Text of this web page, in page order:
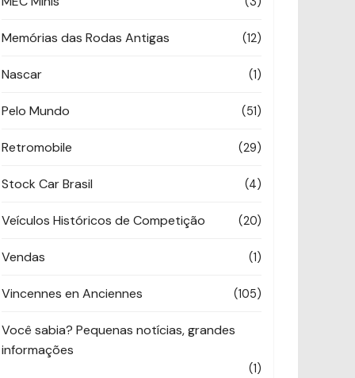
Memórias das Rodas Antigas (12)
Nascar (1)
Pelo Mundo (51)
Retromobile (29)
Stock Car Brasil (4)
Veículos Históricos de Competição (20)
Vendas (1)
Vincennes en Anciennes (105)
Você sabia? Pequenas notícias, grandes
informações
(1)